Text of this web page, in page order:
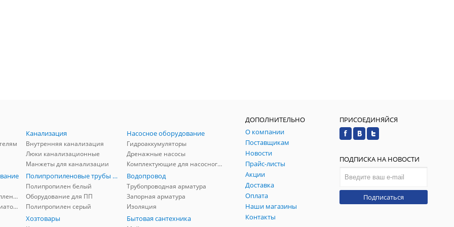
Канализация
Внутренняя канализация
Люки канализационные
Манжеты для канализации
Насосное оборудование
Гидроаккумуляторы
Дренажные насосы
Комплектующие для насосного оборудования
Комплектующие для отопления
Комплектующие для радиаторов
Полипропиленовые трубы и фитинги
Полипропилен белый
Оборудование для ПП
Полипропилен серый
Водопровод
Трубопроводная арматура
Запорная арматура
Изоляция
Хозтовары Бытовая сантехника
ДОПОЛНИТЕЛЬНО
О компании
Поставщикам
Новости
Прайс-листы
Акции
Доставка
Оплата
Наши магазины
Контакты
ПРИСОЕДИНЯЙСЯ
ПОДПИСКА НА НОВОСТИ
Подписаться